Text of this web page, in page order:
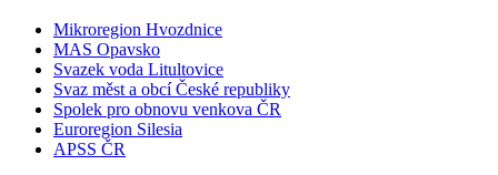
Mikroregion Hvozdnice
MAS Opavsko
Svazek voda Litultovice
Svaz měst a obcí České republiky
Spolek pro obnovu venkova ČR
Euroregion Silesia
APSS ČR